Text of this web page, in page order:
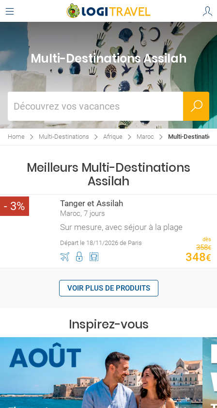
Multi-Destinations Assilah
Découvrez vos vacances
Home Multi-Destinations Afrique Maroc Multi-
Meilleurs Multi-Destinations
Assilah
3 Tanger et Assilah
Maroc, 7 jours
Sur mesure, avec séjour à la plage
Départ le 18/11/2026 de Paris dès
358€
348€
VOIR PLUS DE PRODUITS
Inspirez-vous